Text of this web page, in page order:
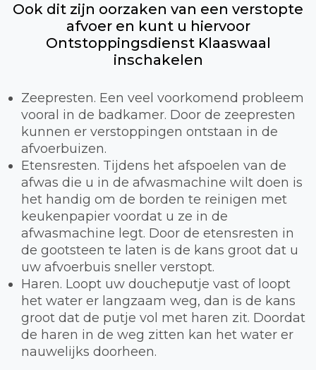
Ook dit zijn oorzaken van een verstopte
afvoer en kunt u hiervoor
Ontstoppingsdienst Klaaswaal
inschakelen
Zeepresten. Een veel voorkomend probleem
vooral in de badkamer. Door de zeepresten
kunnen er verstoppingen ontstaan in de
afvoerbuizen.
Etensresten. Tijdens het afspoelen van de
afwas die u in de afwasmachine wilt doen is
het handig om de borden te reinigen met
keukenpapier voordat u ze in de
afwasmachine legt. Door de etensresten in
de gootsteen te laten is de kans groot dat u
uw afvoerbuis sneller verstopt.
Haren. Loopt uw doucheputje vast of loopt
het water er langzaam weg, dan is de kans
groot dat de putje vol met haren zit. Doordat
de haren in de weg zitten kan het water er
nauwelijks doorheen.